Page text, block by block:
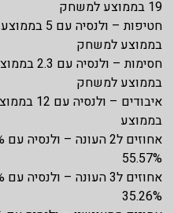
19 בממוצע למשחק
בממוצע למשחק
בממוצע למשחק
בממוצע
55.57%
35.26%